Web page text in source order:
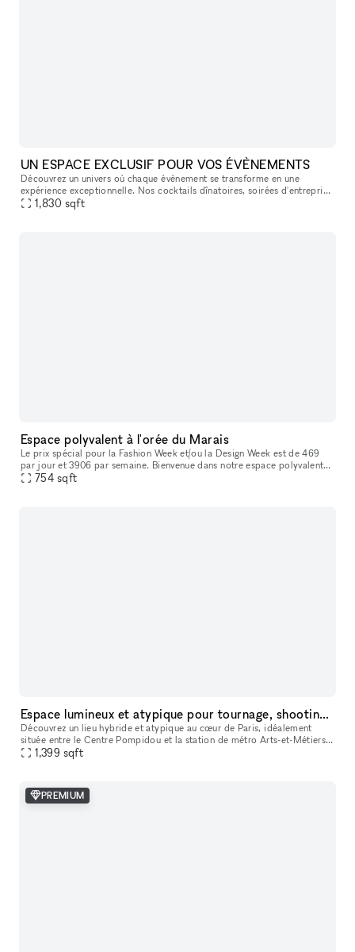
UN ESPACE EXCLUSIF POUR VOS ÉVÈNEMENTS
Découvrez un univers où chaque évènement se transforme en une
expérience exceptionnelle. Nos cocktails dînatoires, soirées d'entreprise
et dîners assis sont conçus pour éblouir et inspirer. Dans un c
1,830 sqft
Espace polyvalent à l'orée du Marais
Le prix spécial pour la Fashion Week et/ou la Design Week est de 469
par jour et 3906 par semaine. Bienvenue dans notre espace polyvalent
idéalement situé à Paris pour répondre à vos besoins d'événem
754 sqft
Espace lumineux et atypique pour tournage, shooting & casting – idéal Fashion Week, pop-up stores & showrooms
Découvrez un lieu hybride et atypique au cœur de Paris, idéalement
située entre le Centre Pompidou et la station de métro Arts-et-Métiers !
Plongez dans l’effervescence du Marais chez Ground to Grow
1,399 sqft
PREMIUM